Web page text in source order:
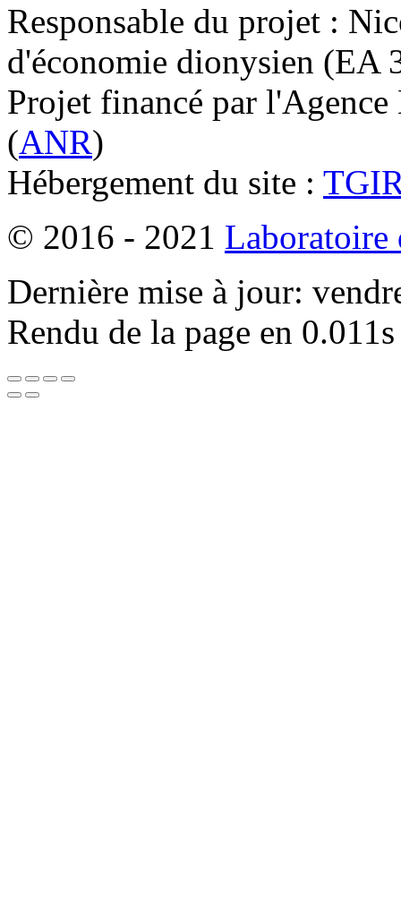
Responsable du projet :
d'économie dionysien
Projet financé par l'Agence
(ANR)
Hébergement du site :
© 2016 - 2021 Laboratoire
Dernière mise à jour:
Rendu de la page en 0.011s